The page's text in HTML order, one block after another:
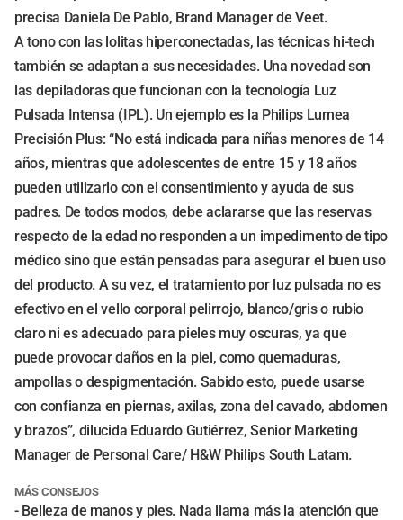
precisa Daniela De Pablo, Brand Manager de Veet.
A tono con las lolitas hiperconectadas, las técnicas hi-tech
también se adaptan a sus necesidades. Una novedad son
las depiladoras que funcionan con la tecnología Luz
Pulsada Intensa (IPL). Un ejemplo es la Philips Lumea
Precisión Plus: “No está indicada para niñas menores de 14
años, mientras que adolescentes de entre 15 y 18 años
pueden utilizarlo con el consentimiento y ayuda de sus
padres. De todos modos, debe aclararse que las reservas
respecto de la edad no responden a un impedimento de tipo
médico sino que están pensadas para asegurar el buen uso
del producto. A su vez, el tratamiento por luz pulsada no es
efectivo en el vello corporal pelirrojo, blanco/gris o rubio
claro ni es adecuado para pieles muy oscuras, ya que
puede provocar daños en la piel, como quemaduras,
ampollas o despigmentación. Sabido esto, puede usarse
con confianza en piernas, axilas, zona del cavado, abdomen
y brazos”, dilucida Eduardo Gutiérrez, Senior Marketing
Manager de Personal Care/ H&W Philips South Latam.
MÁS CONSEJOS
- Belleza de manos y pies. Nada llama más la atención que